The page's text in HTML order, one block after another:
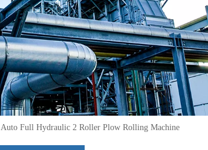
Auto Full Hydraulic 2 Roller Plow Rolling Machine